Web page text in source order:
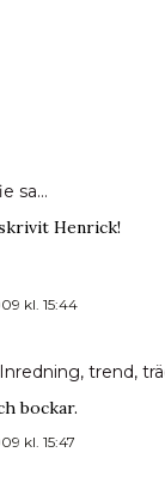
sa…
Henrick!
kl. 15:44
trend,
bockar.
kl. 15:47